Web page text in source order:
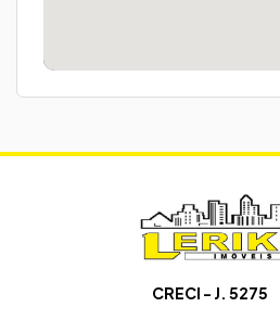
CRECI - J. 5275